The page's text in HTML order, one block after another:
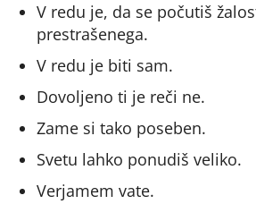
V redu je, da se počutiš
prestrašenega.
V redu je biti sam.
Dovoljeno ti je reči ne.
Zame si tako poseben.
Svetu lahko ponudiš veliko.
Verjamem vate.